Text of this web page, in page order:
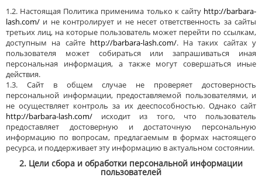
1.2. Настоящая Политика применима только к сайту http://barbara-
lash.com/ и не контролирует и не несет ответственность за сайты
третьих лиц, на которые пользователь может перейти по ссылкам,
доступным на сайте http://barbara-lash.com/. На таких сайтах у
пользователя может собираться или запрашиваться иная
персональная информация, а также могут совершаться иные
действия.
1.3. Сайт в общем случае не проверяет достоверность
персональной информации, предоставляемой пользователями, и
не осуществляет контроль за их дееспособностью. Однако сайт
http://barbara-lash.com/ исходит из того, что пользователь
предоставляет достоверную и достаточную персональную
информацию по вопросам, предлагаемым в формах настоящего
ресурса, и поддерживает эту информацию в актуальном состоянии.
2. Цели сбора и обработки персональной информации
пользователей